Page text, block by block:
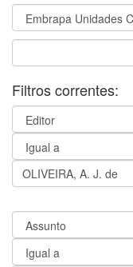
Filtros correntes: